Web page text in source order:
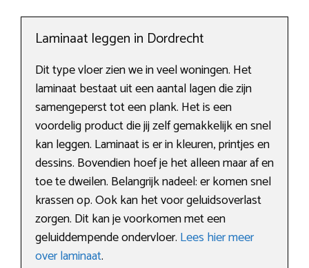
Laminaat leggen in Dordrecht
Dit type vloer zien we in veel woningen. Het
laminaat bestaat uit een aantal lagen die zijn
samengeperst tot een plank. Het is een
voordelig product die jij zelf gemakkelijk en snel
kan leggen. Laminaat is er in kleuren, printjes en
dessins. Bovendien hoef je het alleen maar af en
toe te dweilen. Belangrijk nadeel: er komen snel
krassen op. Ook kan het voor geluidsoverlast
zorgen. Dit kan je voorkomen met een
geluiddempende ondervloer. Lees hier meer
over laminaat.